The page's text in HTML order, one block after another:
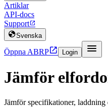
Artiklar
API-docs
Support
Svenska
Öppna ABRP Login 
Jämför
Jämför specifikationer, laddning